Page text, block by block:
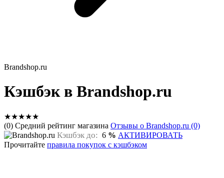
Brandshop.ru
Кэшбэк в Brandshop.ru
★★★★★
(0) Средний рейтинг магазина Отзывы о Brandshop.ru (0)
Кэшбэк до: 6 % АКТИВИРОВАТЬ
Прочитайте правила покупок с кэшбэком